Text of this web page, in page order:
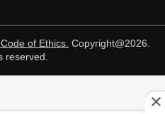
of Ethics. Copyright@2026.
reserved.